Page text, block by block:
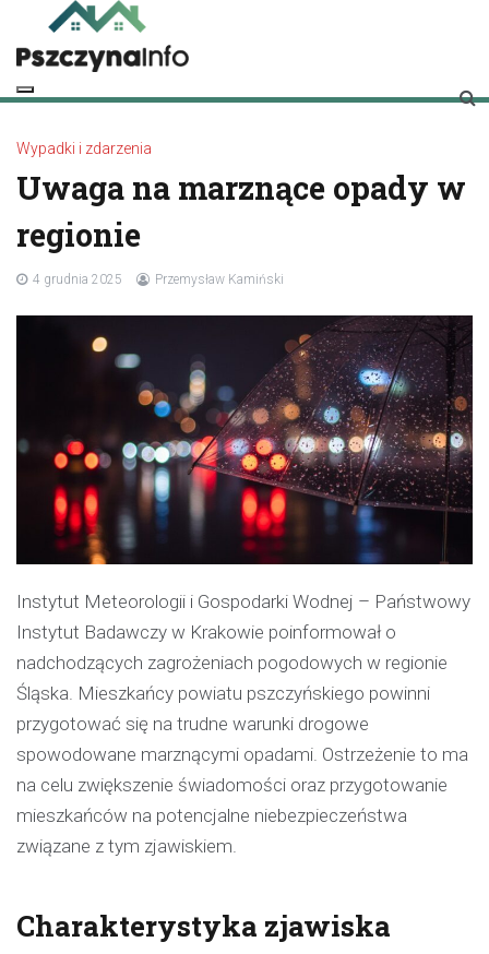
content
pszczynainfo.pl
Twoje źródło informacji o Pszczynie
Wypadki i zdarzenia
Uwaga na marznące opady w
regionie
4 grudnia 2025 Przemysław Kamiński
Instytut Meteorologii i Gospodarki Wodnej – Państwowy
Instytut Badawczy w Krakowie poinformował o
nadchodzących zagrożeniach pogodowych w regionie
Śląska. Mieszkańcy powiatu pszczyńskiego powinni
przygotować się na trudne warunki drogowe
spowodowane marznącymi opadami. Ostrzeżenie to ma
na celu zwiększenie świadomości oraz przygotowanie
mieszkańców na potencjalne niebezpieczeństwa
związane z tym zjawiskiem.
Charakterystyka zjawiska